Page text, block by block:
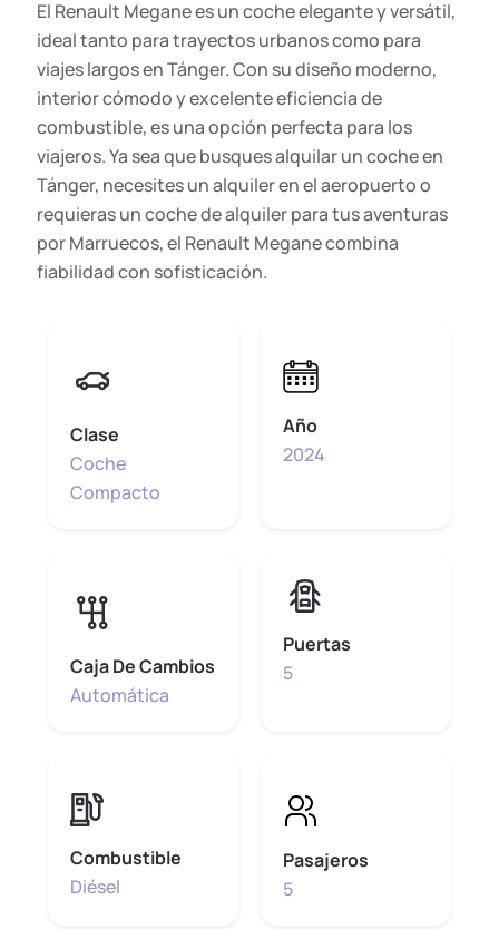
El Renault Megane es un coche elegante y versátil,
ideal tanto para trayectos urbanos como para
viajes largos en Tánger. Con su diseño moderno,
interior cómodo y excelente eficiencia de
combustible, es una opción perfecta para los
viajeros. Ya sea que busques alquilar un coche en
Tánger, necesites un alquiler en el aeropuerto o
requieras un coche de alquiler para tus aventuras
por Marruecos, el Renault Megane combina
fiabilidad con sofisticación.
Clase
Coche
Compacto
Año
2024
Caja De Cambios
Automática
Puertas
5
Combustible
Diésel
Pasajeros
5